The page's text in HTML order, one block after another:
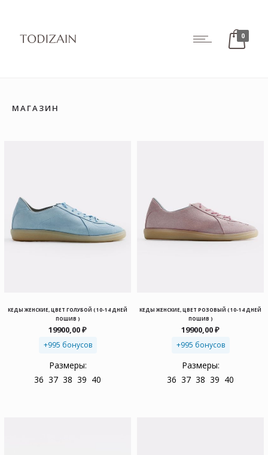
0
МАГАЗИН
КЕДЫ ЖЕНСКИЕ, ЦВЕТ ГОЛУБОЙ ( 10-14 ДНЕЙ
ПОШИВ )
19900,00₽
+995 бонусов
Размеры:
36 37 38 39 40
КЕДЫ ЖЕНСКИЕ, ЦВЕТ РОЗОВЫЙ ( 10-14 ДНЕЙ
ПОШИВ )
19900,00₽
+995 бонусов
Размеры:
36 37 38 39 40